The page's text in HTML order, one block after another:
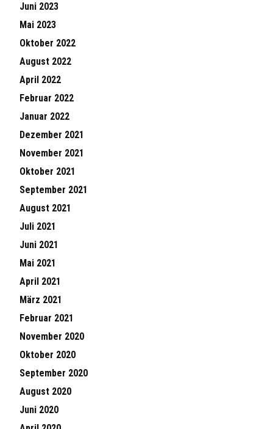
Juni 2023
Mai 2023
Oktober 2022
August 2022
April 2022
Februar 2022
Januar 2022
Dezember 2021
November 2021
Oktober 2021
September 2021
August 2021
Juli 2021
Juni 2021
Mai 2021
April 2021
März 2021
Februar 2021
November 2020
Oktober 2020
September 2020
August 2020
Juni 2020